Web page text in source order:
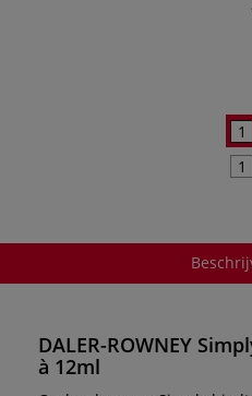
DALER-ROWNEY
à 12ml